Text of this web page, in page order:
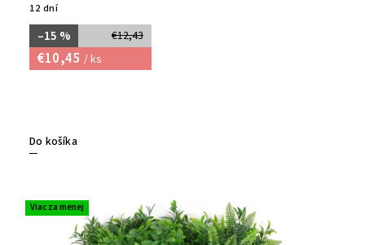
12 dní
€12,43
–15 %
€10,45 / ks
Do košíka
Viac za menej